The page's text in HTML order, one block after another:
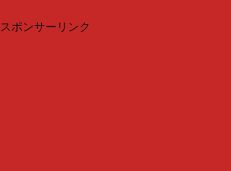
スポンサーリンク